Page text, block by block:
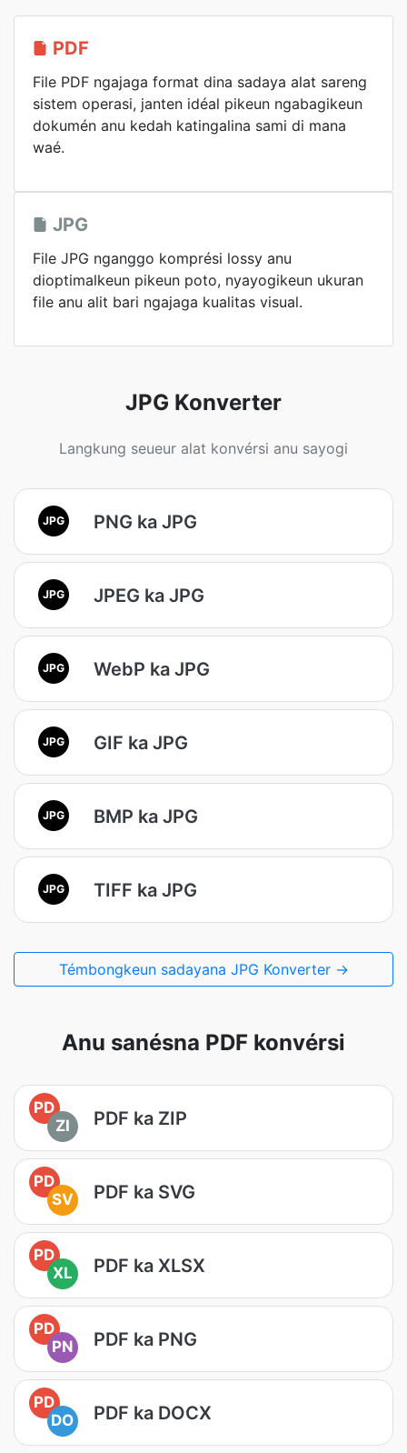
PDF
File PDF ngajaga format dina sadaya alat sareng
sistem operasi, janten idéal pikeun ngabagikeun
dokumén anu kedah katingalina sami di mana
waé.
JPG
File JPG nganggo komprési lossy anu
dioptimalkeun pikeun poto, nyayogikeun ukuran
file anu alit bari ngajaga kualitas visual.
JPG Konverter
Langkung seueur alat konvérsi anu sayogi
JPG PNG ka JPG
JPG JPEG ka JPG
JPG WebP ka JPG
JPG GIF ka JPG
JPG BMP ka JPG
JPG TIFF ka JPG
Témbongkeun sadayana JPG Konverter →
Anu sanésna PDF konvérsi
PD
ZI
PDF ka ZIP
PD
SV
PDF ka SVG
PD
XL
PDF ka XLSX
PD
PN
PDF ka PNG
PD
DO
PDF ka DOCX